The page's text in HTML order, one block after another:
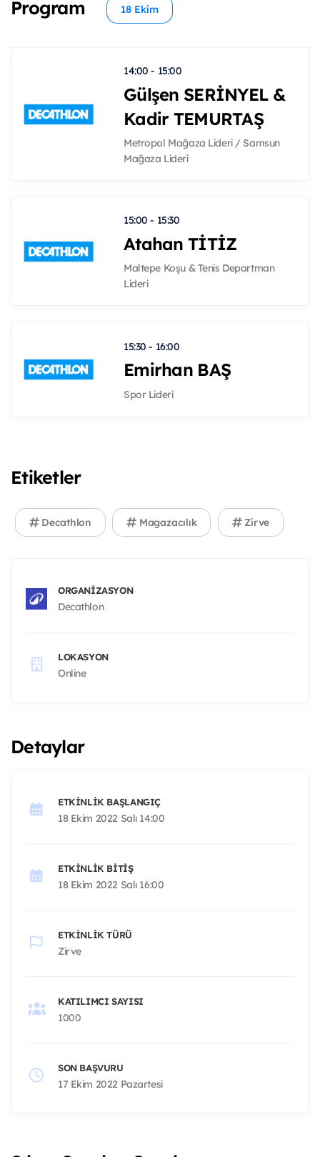
Program 18 Ekim
14:00 - 15:00
Gülşen SERİNYEL &
Kadir TEMURTAŞ
Metropol Mağaza Lideri / Samsun
Mağaza Lideri
15:00 - 15:30
Atahan TİTİZ
Maltepe Koşu & Tenis Departman
Lideri
15:30 - 16:00
Emirhan BAŞ
Spor Lideri
Etiketler
Decathlon Magazacılık Zirve
ORGANIZASYON
Decathlon
LOKASYON
Online
Detaylar
ETKINLIK BAŞLANGIÇ
18 Ekim 2022 Salı 14:00
ETKINLIK BITIŞ
18 Ekim 2022 Salı 16:00
ETKINLIK TÜRÜ
Zirve
KATILIMCI SAYISI
1000
SON BAŞVURU
17 Ekim 2022 Pazartesi